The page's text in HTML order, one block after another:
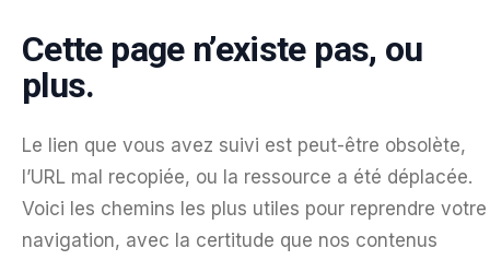
Cette page n’existe pas, ou
plus.
Le lien que vous avez suivi est peut-être obsolète,
l’URL mal recopiée, ou la ressource a été déplacée.
Voici les chemins les plus utiles pour reprendre votre
navigation, avec la certitude que nos contenus